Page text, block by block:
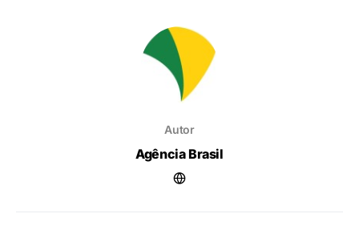
Autor
Agência Brasil